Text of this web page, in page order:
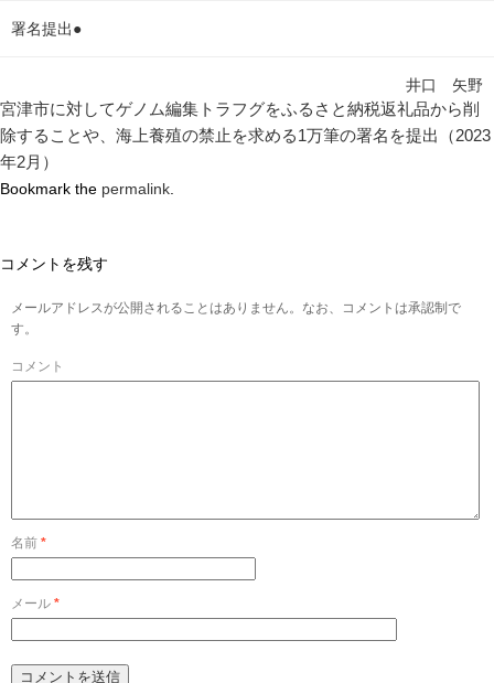
署名提出●
井口 矢野
宮津市に対してゲノム編集トラフグをふるさと納税返礼品から削
除することや、海上養殖の禁止を求める1万筆の署名を提出（2023
年2月）
Bookmark the permalink
コメントを残す
メールアドレスが公開されることはありません。なお、コメントは承認制で
す。
コメント
名前 *
メール *